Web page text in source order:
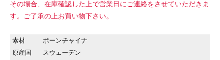
その場合、在庫確認した上で営業日にご連絡をさせていただきま
す。ご了承の上お買い物下さい。
素材
ボーンチャイナ
原産国
スウェーデン